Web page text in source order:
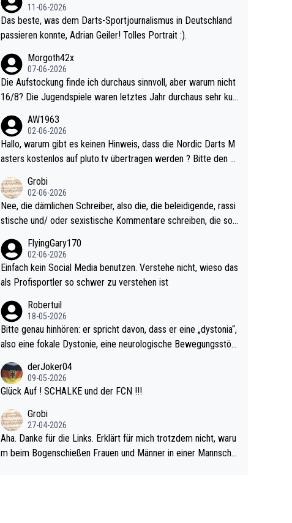
11-06-2026
Das beste, was dem Darts-Sportjournalismus in Deutschland
passieren konnte, Adrian Geiler! Tolles Portrait :).
Morgoth42x
07-06-2026
Die Aufstockung finde ich durchaus sinnvoll, aber warum nicht
16/8? Die Jugendspiele waren letztes Jahr durchaus sehr kur
l. Allerdings ist Mitchell Lawrie als Nummer 1 der Welt eh quali
fiziert. Somit ändert die automatische Qualifikation des Weltm
eisters erstmal nichts. Ich denke sie wollen damit für nächste
d wohl wenig WDF Turniere spielen. Dies war bei Archie Self l
etztes Jahr der Fall. Er musste als amtierender Weltmeister d
urch den Qualifier und ich glaube kaum, dass Mitchel sich das
(in Vegas) antun würde, wenn er doch eigentlich die PDC-WM
als Ziel hat.
AW1963
02-06-2026
Hallo, warum gibt es keinen Hinweis, dass die Nordic Darts M
asters kostenlos auf pluto.tv übertragen werden ? Bitte den A
Grobi
02-06-2026
Nee, die dämlichen Schreiber, also die, die beleidigende, rassi
stische und/ oder sexistische Kommentare schreiben, die soll
nes Leben in den Griff kriegen. Nur eins wundert mich: Luke Li
ttler war doch neulich erst derjenige, der über Social Media G
vV provoziert hat. Und Littlers Mutter schießt öfters mal gege
ehler!
FlyingGary170
02-06-2026
Einfach kein Social Media benutzen. Verstehe nicht, wieso das
als Profisportler so schwer zu verstehen ist
Robertuil
18-05-2026
Bitte genau hinhören: er spricht davon, dass er eine „dystonia“,
also eine fokale Dystonie, eine neurologische Bewegungsstör
werden, im Arm hat. Und, dass Medikamente ihm helfen! Ich gl
aube immer noch, dass sehr viele der Dartits-Fälle fälschlich p
d diese könnten teils wirksam behandelt werden! Dafür müsst
e man nur zum Neurologen und nicht zum Mentaltrainer gehe
derJoker04
09-05-2026
Glück Auf ! SCHALKE und der FCN !!!
Grobi
27-04-2026
Aha. Danke für die Links. Erklärt für mich trotzdem nicht, waru
m beim Bogenschießen Frauen und Männer in einer Mannscha